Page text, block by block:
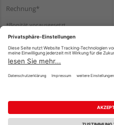
Rechnung*
*Bonität vorausgesetzt
Impressum Datenschutz
Barrierefreiheitserklärung